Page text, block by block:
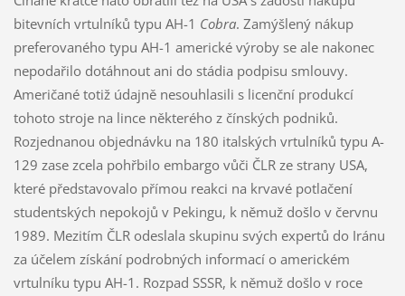
bitevních vrtulníků typu AH-1 Cobra. Zamýšlený nákup
preferovaného typu AH-1 americké výroby se ale nakonec
nepodařilo dotáhnout ani do stádia podpisu smlouvy.
Američané totiž údajně nesouhlasili s licenční produkcí
tohoto stroje na lince některého z čínských podniků.
Rozjednanou objednávku na 180 italských vrtulníků typu A-
129 zase zcela pohřbilo embargo vůči ČLR ze strany USA,
které představovalo přímou reakci na krvavé potlačení
studentských nepokojů v Pekingu, k němuž došlo v červnu
1989. Mezitím ČLR odeslala skupinu svých expertů do Iránu
za účelem získání podrobných informací o americkém
vrtulníku typu AH-1. Rozpad SSSR, k němuž došlo v roce